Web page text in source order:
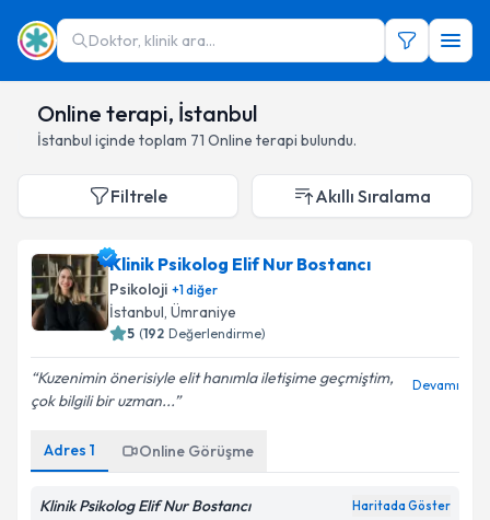
Doktor, klinik ara...
Online terapi, İstanbul
İstanbul içinde toplam 71 Online terapi bulundu.
Filtrele Akıllı Sıralama
Klinik Psikolog Elif Nur Bostancı
Psikoloji +1diğer
İstanbul, Ümraniye
5 (192 Değerlendirme)
Kuzenimin önerisiyle elit hanımla iletişime geçmiştim,
çok bilgili bir uzman...
Devamı
Adres 1 Online Görüşme
Klinik Psikolog Elif Nur Bostancı Haritada Göster